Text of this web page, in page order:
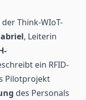
Think-WIoT-
, Leiterin
ein RFID-
Pilotprojekt
des Personals